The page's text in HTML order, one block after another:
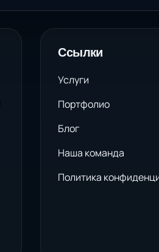
Ссылки
Услуги
Портфолио
Блог
Наша команда
Политика